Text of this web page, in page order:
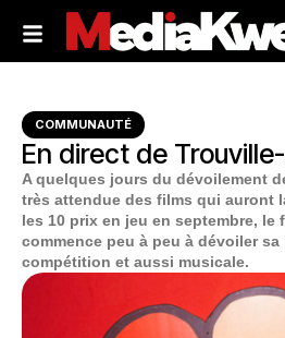
COMMUNAUTÉ
En direct de
A quelques jours du dévoilement
très attendue des films qui auront
les 10 prix en jeu en septembre, le
commence peu à peu à dévoiler
compétition et aussi musicale.